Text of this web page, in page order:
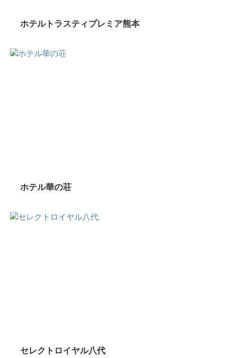
ホテルトラスティプレミア熊本
ホテル華の荘
セレクトロイヤル八代